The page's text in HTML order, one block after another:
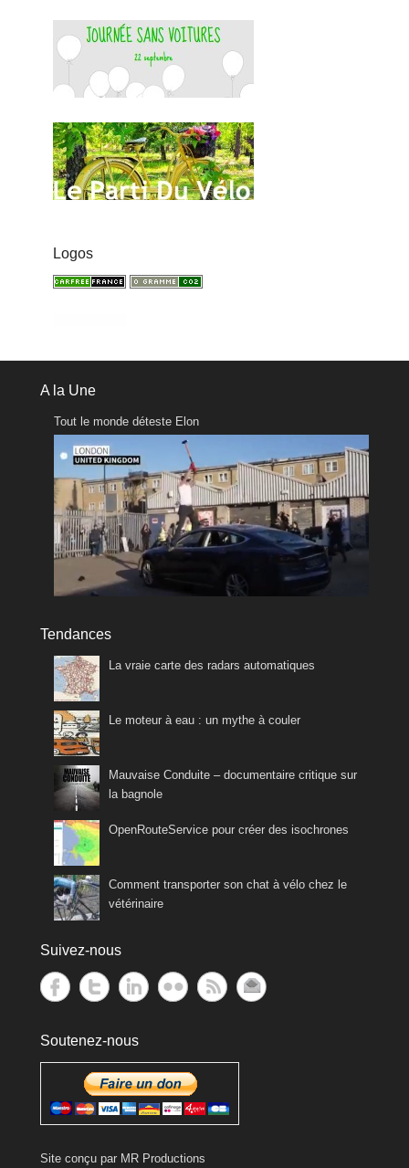
Logos
A la Une
Tout le monde déteste Elon
Tendances
La vraie carte des radars automatiques
Le moteur à eau : un mythe à couler
Mauvaise Conduite – documentaire critique sur
la bagnole
OpenRouteService pour créer des isochrones
Comment transporter son chat à vélo chez le
vétérinaire
Suivez-nous
Soutenez-nous
Site conçu par MR Productions